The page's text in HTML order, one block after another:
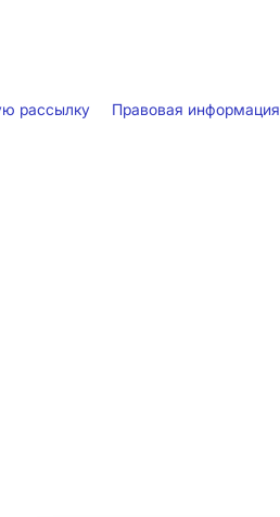
рассылку Правовая информация